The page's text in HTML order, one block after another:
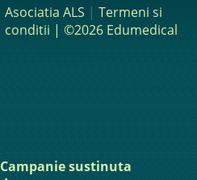
Asociatia ALS |Termeni si
conditii | ©2026 Edumedical
Campanie sustinuta